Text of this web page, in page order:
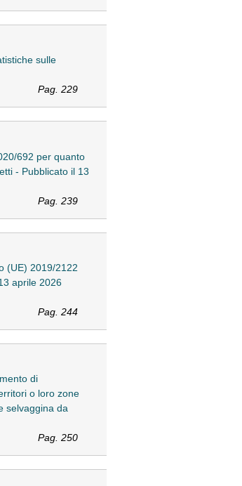
sulle
Pag. 229
692 per quanto
- Pubblicato il 13
Pag. 239
(UE) 2019/2122
aprile 2026
Pag. 244
di
o loro zone
selvaggina da
Pag. 250